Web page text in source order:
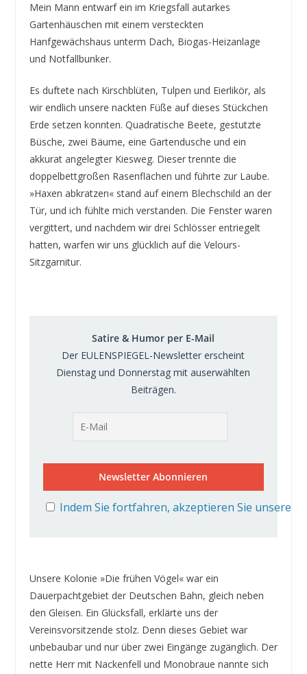
Mein Mann entwarf ein im Kriegsfall autarkes
Gartenhäuschen mit einem versteckten
Hanfgewächshaus unterm Dach, Biogas-Heizanlage
und Notfallbunker.
Es duftete nach Kirschblüten, Tulpen und Eierlikör, als
wir endlich unsere nackten Füße auf dieses Stückchen
Erde setzen konnten. Quadratische Beete, gestutzte
Büsche, zwei Bäume, eine Gartendusche und ein
akkurat angelegter Kiesweg. Dieser trennte die
doppelbettgroßen Rasenflächen und führte zur Laube.
»Haxen abkratzen« stand auf einem Blechschild an der
Tür, und ich fühlte mich verstanden. Die Fenster waren
vergittert, und nachdem wir drei Schlösser entriegelt
hatten, warfen wir uns glücklich auf die Velours-
Sitzgarnitur.
Satire & Humor per E-Mail
Der EULENSPIEGEL-Newsletter erscheint
Dienstag und Donnerstag mit auserwählten
Beiträgen.
Indem Sie fortfahren, akzeptieren Sie unsere
Unsere Kolonie »Die frühen Vögel« war ein
Dauerpachtgebiet der Deutschen Bahn, gleich neben
den Gleisen. Ein Glücksfall, erklärte uns der
Vereinsvorsitzende stolz. Denn dieses Gebiet war
unbebaubar und nur über zwei Eingänge zugänglich. Der
nette Herr mit Nackenfell und Monobraue nannte sich